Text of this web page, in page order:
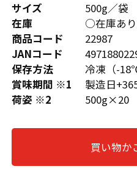
サイズ 500g／袋
商品コード 22987
在庫 ○在庫あり
JANコード
保存方法
冷凍（-
賞味期間 ※1
製造日
荷姿 ※2
500g×20
買い物か